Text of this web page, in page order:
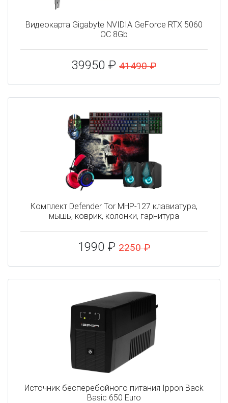
Видеокарта Gigabyte NVIDIA GeForce RTX 5060
OC 8Gb
39950 ₽ 41490 ₽
Комплект Defender Tor MHP-127 клавиатура,
мышь, коврик, колонки, гарнитура
1990 ₽ 2250 ₽
Источник бесперебойного питания Ippon Back
Basic 650 Euro